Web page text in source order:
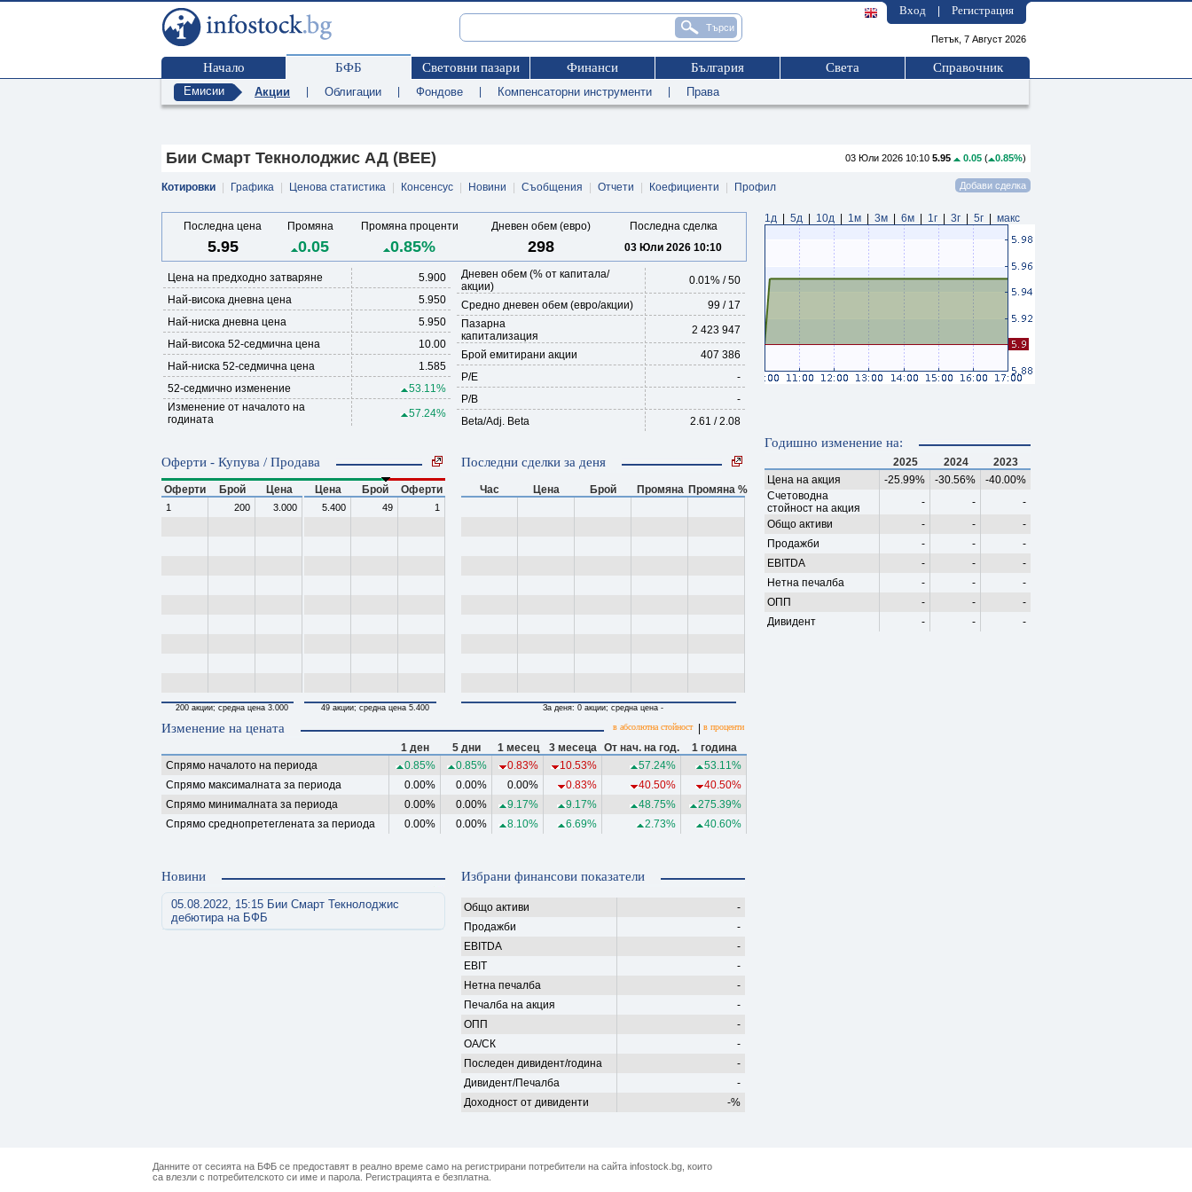
Вход Регистрация
Петък, 7 Август 2026
Начало БФБ Световни пазари Финанси България Света Справочник
Емисии Акции Облигации Фондове Компенсаторни инструменти Права
03 Юли 2026 10:10 5.95 0.05 ( 0.85%)
Бии Смарт Текнолоджис АД (BEE)
Котировки Графика Ценова статистика Консенсус Новини Съобщения Отчети Коефициенти Профил
Последна цена Промяна Промяна проценти Дневен обем (евро) Последна сделка
5.95 0.05 0.85% 298 03 Юли 2026 10:10
Дневен обем (% от капитала/
акции)
0.01% /50
Средно дневен обем (евро/акции)
99 / 17
Пазарна
капитализация
2 423 947
Брой емитирани акции
407 386
P/E
-
P/B
-
Beta/Adj. Beta
2.61 / 2.08
Цена на предходно затваряне
5.900
Най-висока дневна цена
5.950
Най-ниска дневна цена
5.950
Най-висока 52-седмична цена
10.00
Най-ниска 52-седмична цена
1.585
52-седмично изменение
53.11%
Изменение от началото на
годината
57.24%
Оферти - Купува / Продава
Оферти Брой Цена
1 200 3.000
200 акции; средна цена 3.000
Цена Брой Оферти
5.400 49 1
49 акции; средна цена 5.400
Последни сделки за деня
Час Цена Брой Промяна Промяна %
За деня: 0 акции; средна цена -
Изменение на цената в абсолютна стойност в проценти
1 ден 5 дни 1 месец 3 месеца От нач. на год.
1 година
Спрямо началото на периода
0.85% 0.85% 0.83% 10.53% 57.24%
53.11%
Спрямо максималната за периода
0.00% 0.00% 0.00% 0.83% 40.50%
40.50%
Спрямо минималната за периода
0.00% 0.00% 9.17% 9.17% 48.75%
275.39%
Спрямо среднопретеглената за периода
0.00% 0.00% 8.10% 6.69% 2.73% 40.60%
Новини
05.08.2022, 15:15 Бии Смарт Текнолоджис
дебютира на БФБ
Избрани финансови показатели
Общо активи
-
Продажби
-
EBITDA
-
EBIT
-
Нетна печалба
-
Печалба на акция
-
ОПП
-
ОА/СК
-
Последен дивидент/година
-
Дивидент/Печалба
-
Доходност от дивиденти
-%
1д 5д 10д 1м 3м 6м 1г 3г 5г макс
Годишно изменение на:
2025 2024
2023
Цена на акция
-25.99% -30.56%
-40.00%
Счетоводна
стойност на акция
- -
-
Общо активи
- -
-
Продажби
- -
-
EBITDA
- -
-
Нетна печалба
- -
-
ОПП
- -
-
Дивидент
- - -
Данните от сесията на БФБ се предоставят в реално време само на регистрирани потребители на сайта infostock.bg, които
са влезли с потребителското си име и парола. Регистрацията е безплатна.